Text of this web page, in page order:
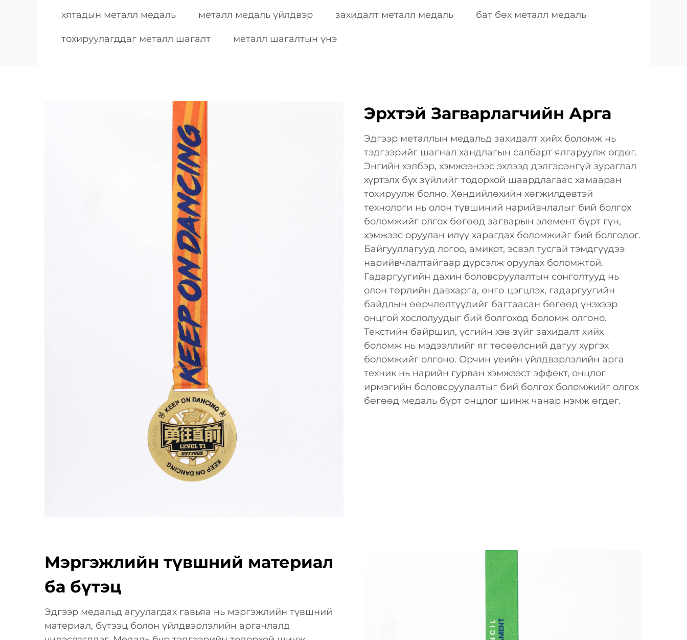
хятадын металл медаль металл медаль үйлдвэр захидалт металл медаль бат бөх металл медаль
тохируулагддаг металл шагалт металл шагалтын үнэ
Эрхтэй Загварлагчийн Арга
Эдгээр металлын медальд захидалт хийх боломж нь
тэдгээрийг шагнал хандлагын салбарт ялгаруулж өгдөг.
Энгийн хэлбэр, хэмжээнээс эхлээд дэлгэрэнгүй зураглал
хүртэлх бүх зүйлийг тодорхой шаардлагаас хамааран
тохируулж болно. Хөндийлөхийн хөгжилдөвтэй
технологи нь олон түвшиний нарийвчлалыг бий болгох
боломжийг олгох бөгөөд загварын элемент бүрт гүн,
хэмжээс оруулан илүү харагдах боломжийг бий болгодог.
Байгууллагууд логоо, амикот, эсвэл тусгай тэмдгүүдээ
нарийвчлалтайгаар дүрсэлж оруулах боломжтой.
Гадаргуугийн дахин боловсруулалтын сонголтууд нь
олон төрлийн давхарга, өнгө цэгцлэх, гадаргуугийн
байдлын өөрчлөлтүүдийг багтаасан бөгөөд үнэхээр
онцгой хослолуудыг бий болгоход боломж олгоно.
Текстийн байршил, үсгийн хэв зүйг захидалт хийх
боломж нь мэдээллийг яг төсөөлсний дагуу хүргэх
боломжийг олгоно. Орчин үеийн үйлдвэрлэлийн арга
техник нь нарийн гурван хэмжээст эффект, онцлог
ирмэгийн боловсруулалтыг бий болгох боломжийг олгох
бөгөөд медаль бүрт онцлог шинж чанар нэмж өгдөг.
Мэргэжлийн түвшний материал
ба бүтэц
Эдгээр медальд агуулагдах гавьяа нь мэргэжлийн түвшний
материал, бүтээц болон үйлдвэрлэлийн аргачлалд